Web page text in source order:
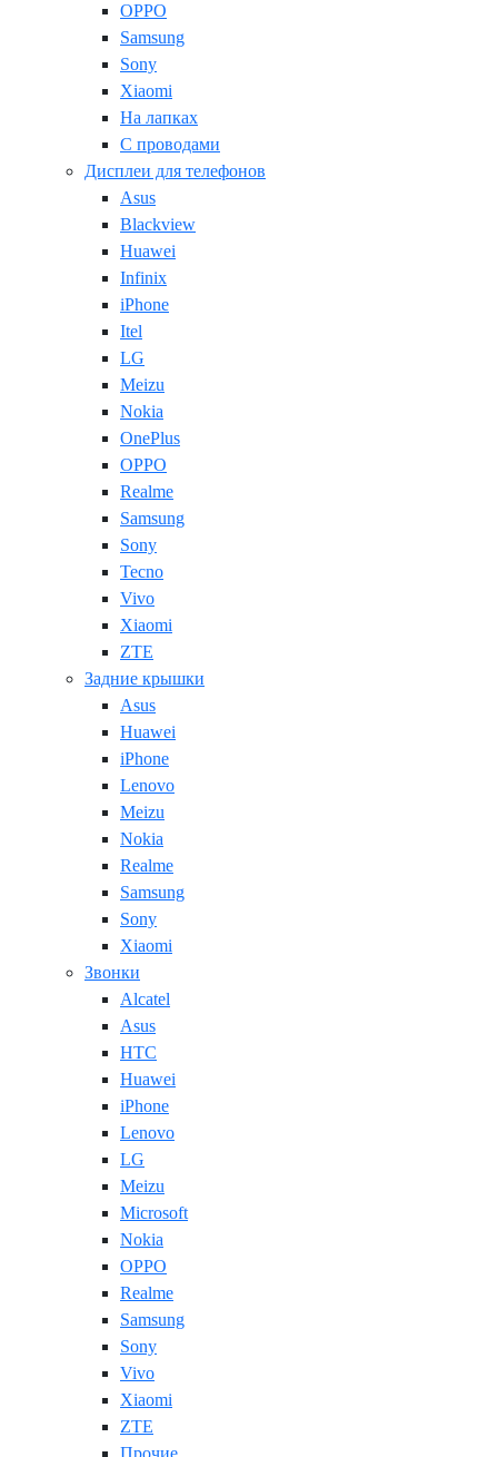
OPPO
Samsung
Sony
Xiaomi
На лапках
С проводами
Дисплеи для телефонов
Asus
Blackview
Huawei
Infinix
iPhone
Itel
LG
Meizu
Nokia
OnePlus
OPPO
Realme
Samsung
Sony
Tecno
Vivo
Xiaomi
ZTE
Задние крышки
Asus
Huawei
iPhone
Lenovo
Meizu
Nokia
Realme
Samsung
Sony
Xiaomi
Звонки
Alcatel
Asus
HTC
Huawei
iPhone
Lenovo
LG
Meizu
Microsoft
Nokia
OPPO
Realme
Samsung
Sony
Vivo
Xiaomi
ZTE